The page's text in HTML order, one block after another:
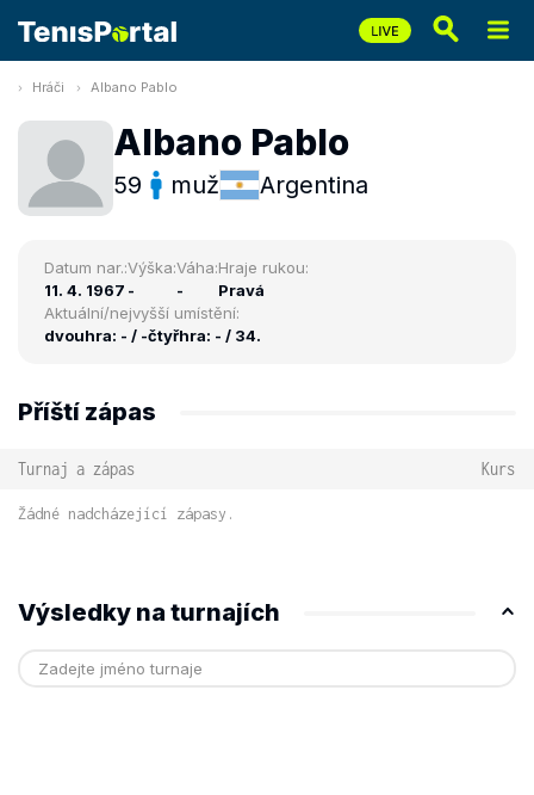
Hráči Albano Pablo
Albano Pablo
59 muž Argentina
Datum nar.:
11. 4. 1967
Výška:
-
Váha:
-
Hraje rukou:
Pravá
Aktuální/nejvyšší umístění:
dvouhra: - / -čtyřhra: - / 34.
Příští zápas
Turnaj a zápas Kurs
Žádné nadcházející zápasy.
Výsledky na turnajích